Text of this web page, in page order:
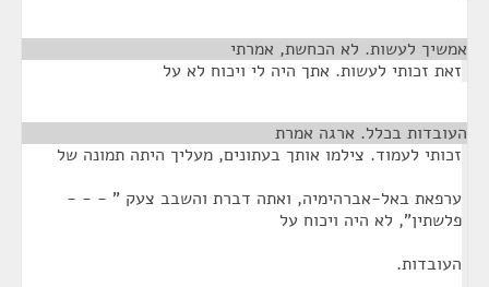
אמשיך לעשות. לא הכחשת, אמרתי
זאת זכותי לעשות. אתך היה לי ויכוח לא על
העובדות בכלל. ארגה אמרת
זכותי לעמוד. צילמו אותך בעתונים, מעליך היתה תמונה של
ערפאת באל-אברהימיה, ואתה דברת והשבב צעק " - - -
פלשתין", לא היה ויכוח על
העובדות.